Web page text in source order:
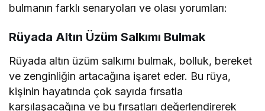
bulmanın farklı senaryoları ve olası yorumları:
Rüyada Altın Üzüm Salkımı Bulmak
Rüyada altın üzüm salkımı bulmak, bolluk, bereket
ve zenginliğin artacağına işaret eder. Bu rüya,
kişinin hayatında çok sayıda fırsatla
karşılaşacağına ve bu fırsatları değerlendirerek